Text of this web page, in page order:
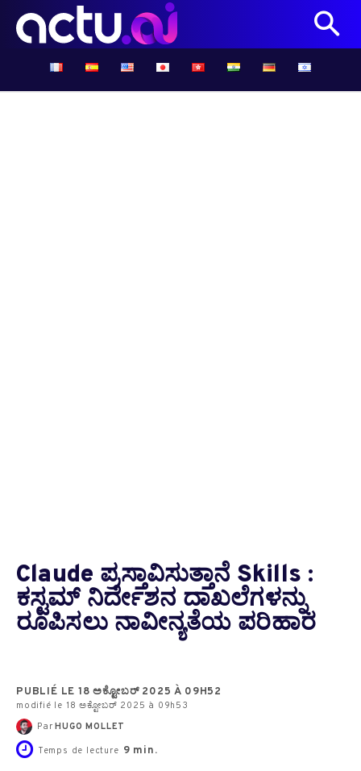
Claude ಪ್ರಸ್ತಾವಿಸುತ್ತಾನೆ Skills :
ಕಸ್ಟಮ್ ನಿರ್ದೇಶನ ದಾಖಲೆಗಳನ್ನು
ರೂಪಿಸಲು ನಾವೀನ್ಯತೆಯ ಪರಿಹಾರ
PUBLIÉ LE 18 ಅಕ್ಟೋಬರ್ 2025 À 09H52
modifié le 18 ಅಕ್ಟೋಬರ್ 2025 à 09h53
Par HUGO MOLLET
Temps de lecture 9 min.